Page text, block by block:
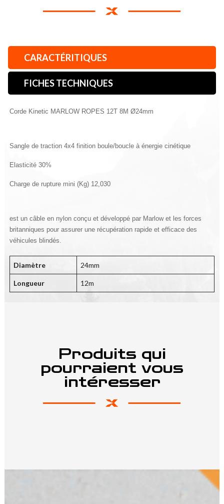
CARACTÉRITIQUES
FICHES TECHNIQUES
Corde Kinetic MARLOW ROPES 12T 8M Ø24mm
Sangle de traction 4x4 finition boule/boucle à énergie cinétique
Elasticité 30%
Charge de rupture mini (Kg) 12,030
est un câble en nylon conçu et développé par Marlow et les forces
britanniques pour assurer une récupération rapide et efficace des
véhicules blindés.
Diamètre 24mm
Longueur 12m
Produits qui
pourraient vous
intéresser